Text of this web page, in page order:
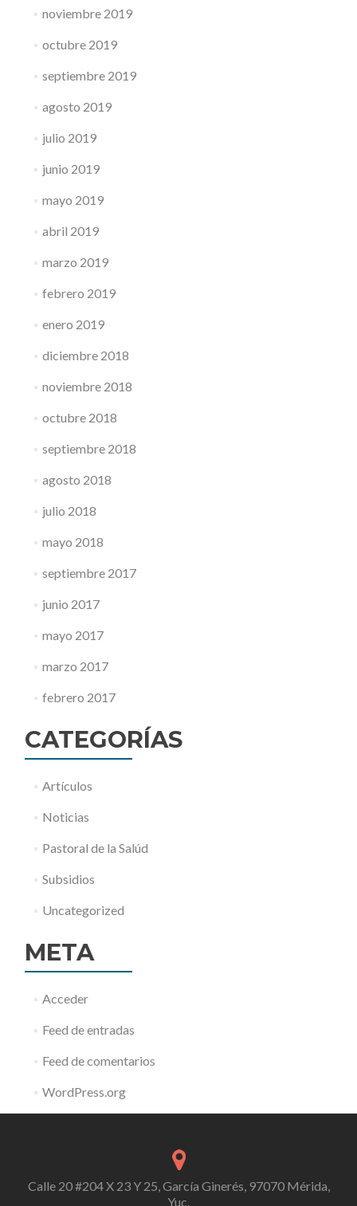
noviembre 2019
octubre 2019
septiembre 2019
agosto 2019
julio 2019
junio 2019
mayo 2019
abril 2019
marzo 2019
febrero 2019
enero 2019
diciembre 2018
noviembre 2018
octubre 2018
septiembre 2018
agosto 2018
julio 2018
mayo 2018
septiembre 2017
junio 2017
mayo 2017
marzo 2017
febrero 2017
CATEGORÍAS
Artículos
Noticias
Pastoral de la Salúd
Subsidios
Uncategorized
META
Acceder
Feed de entradas
Feed de comentarios
WordPress.org
Calle 20 #204 X 23 Y 25, García Ginerés, 97070 Mérida,
Yuc.